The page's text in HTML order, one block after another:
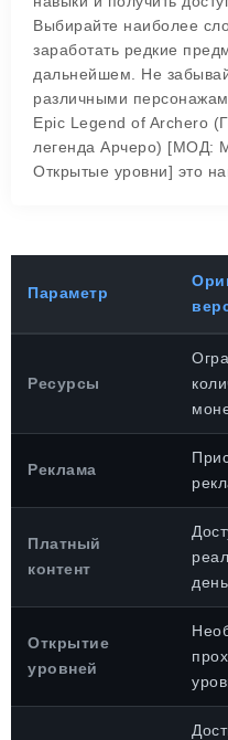
Выбирайте наиболее
заработать редкие
дальнейшем. Не
различными
Epic Legend of Archero
легенда Арчеро) [МОД:
Открытые уровни] это
Параметр
Ресурсы
Реклама
Платный
контент
Открытие
уровней